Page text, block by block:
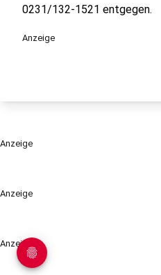
Anzeige
Anzeige
0231/132-1521 entgegen.
Anzeige
Anzeige